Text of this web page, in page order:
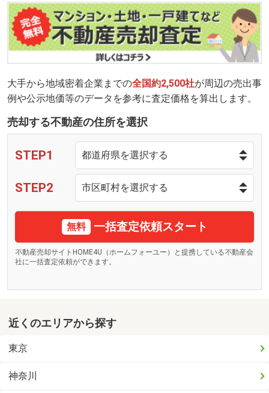
大手から地域密着企業までの全国約2,500社が周辺の売出事
例や公示地価等のデータを参考に査定価格を算出します。
売却する不動産の住所を選択
STEP1
STEP2
無料 一括査定依頼スタート
不動産売却サイトHOME4U（ホームフォーユー）と提携している不動産会
社に一括査定依頼ができます。
近くのエリアから探す
東京
神奈川